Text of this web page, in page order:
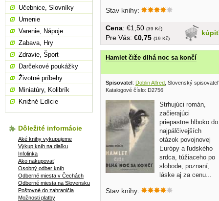
Stav knihy:
kúpiť
Cena: €1,50 (39 Kč)
Pre Vás: €0,75 (19 Kč)
Hamlet čiže dlhá noc sa končí
Spisovatel: Doblin Alfred , Slovenský
Katalogové číslo: D2756
Strhujúci román,
začierajúci
priepastne hlboko do
najpálčivejších
otázok povojnovej
Európy a ľudského
srdca, túžiaceho po
slobode, poznaní,
láske aj za cenu...
Stav knihy:
Učebnice, Slovníky
Umenie
Varenie, Nápoje
Zabava, Hry
Zdravie, Šport
Darčekové poukážky
Životné príbehy
Miniatúry, Kolibrík
Knižné Edície
Dôležité informácie
Aké knihy vykupujeme
Výkup kníh na diaľku
Infolinka
Ako nakupovať
Osobný odber kníh
Odberné miesta v Čechách
Odberné miesta na Slovensku
Poštovné do zahraničia
Možnosti platby